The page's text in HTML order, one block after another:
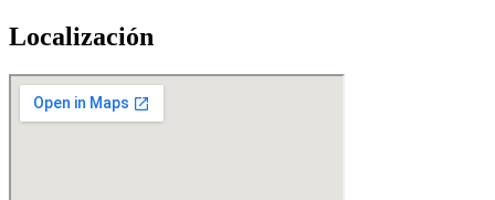
Localización